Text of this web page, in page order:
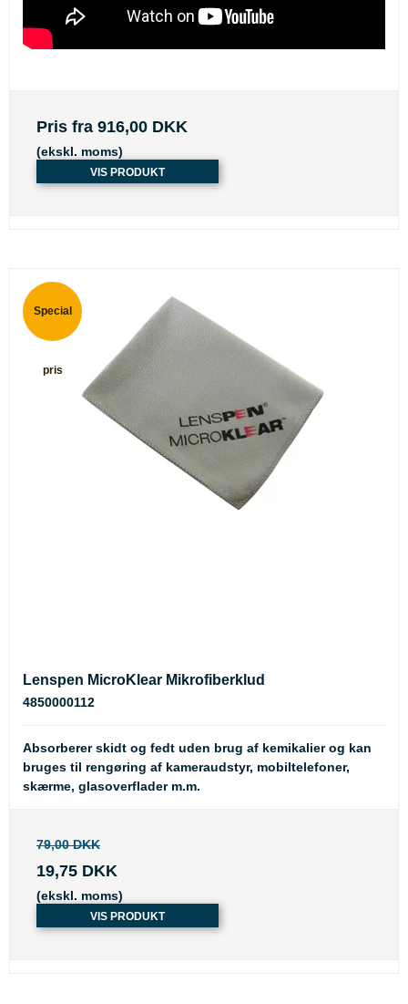
Pris fra 916,00 DKK
(ekskl. moms)
VIS PRODUKT
Special
pris
Lenspen MicroKlear Mikrofiberklud
4850000112
Absorberer skidt og fedt uden brug af kemikalier og kan
bruges til rengøring af kameraudstyr, mobiltelefoner,
skærme, glasoverflader m.m.
79,00 DKK
19,75 DKK
(ekskl. moms)
VIS PRODUKT